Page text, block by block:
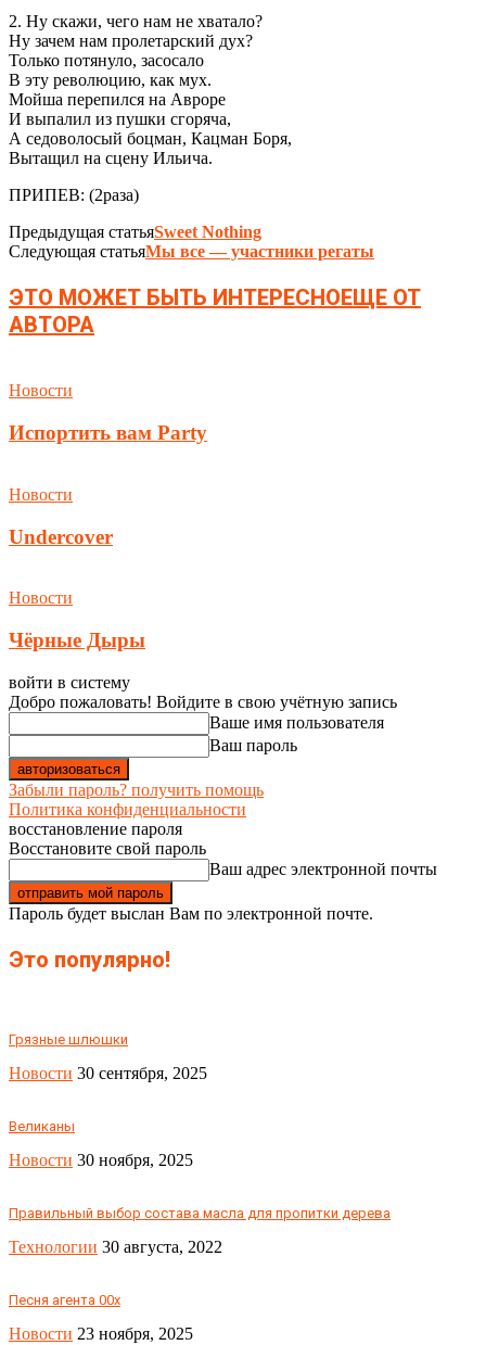
2. Ну скажи, чего нам не хватало?
Ну зачем нам пролетарский дух?
Только потянуло, засосало
В эту революцию, как мух.
Мойша перепился на Авроре
И выпалил из пушки сгоряча,
А седоволосый боцман, Кацман Боря,
Вытащил на сцену Ильича.
ПРИПЕВ: (2раза)
Предыдущая статьяSweet Nothing
Следующая статьяМы все — участники регаты
ЭТО МОЖЕТ БЫТЬ ИНТЕРЕСНОЕЩЕ ОТ
АВТОРА
Новости
Испортить вам Party
Новости
Undercover
Новости
Чёрные Дыры
войти в систему
Добро пожаловать! Войдите в свою учётную запись
Ваше имя пользователя
Ваш пароль
Забыли пароль? получить помощь
Политика конфиденциальности
восстановление пароля
Восстановите свой пароль
Ваш адрес электронной почты
Пароль будет выслан Вам по электронной почте.
Это популярно!
Грязные шлюшки
Новости 30 сентября, 2025
Великаны
Новости 30 ноября, 2025
Правильный выбор состава масла для пропитки дерева
Технологии 30 августа, 2022
Песня агента 00х
Новости 23 ноября, 2025